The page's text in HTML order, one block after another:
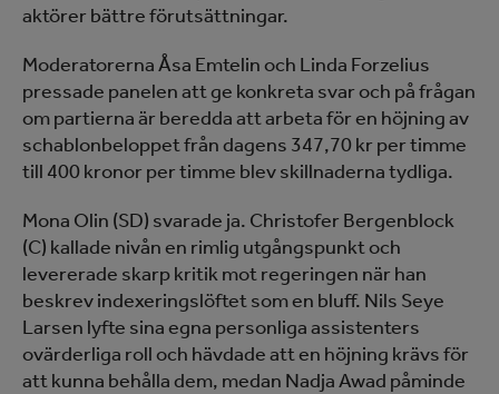
aktörer bättre förutsättningar.
Moderatorerna Åsa Emtelin och Linda Forzelius
pressade panelen att ge konkreta svar och på frågan
om partierna är beredda att arbeta för en höjning av
schablonbeloppet från dagens 347,70 kr per timme
till 400 kronor per timme blev skillnaderna tydliga.
Mona Olin (SD) svarade ja. Christofer Bergenblock
(C) kallade nivån en rimlig utgångspunkt och
levererade skarp kritik mot regeringen när han
beskrev indexeringslöftet som en bluff. Nils Seye
Larsen lyfte sina egna personliga assistenters
ovärderliga roll och hävdade att en höjning krävs för
att kunna behålla dem, medan Nadja Awad påminde